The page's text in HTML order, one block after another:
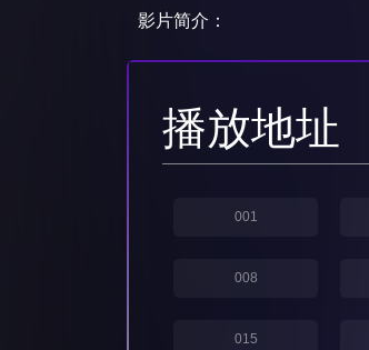
影片简介：
播放地址
001
008
015